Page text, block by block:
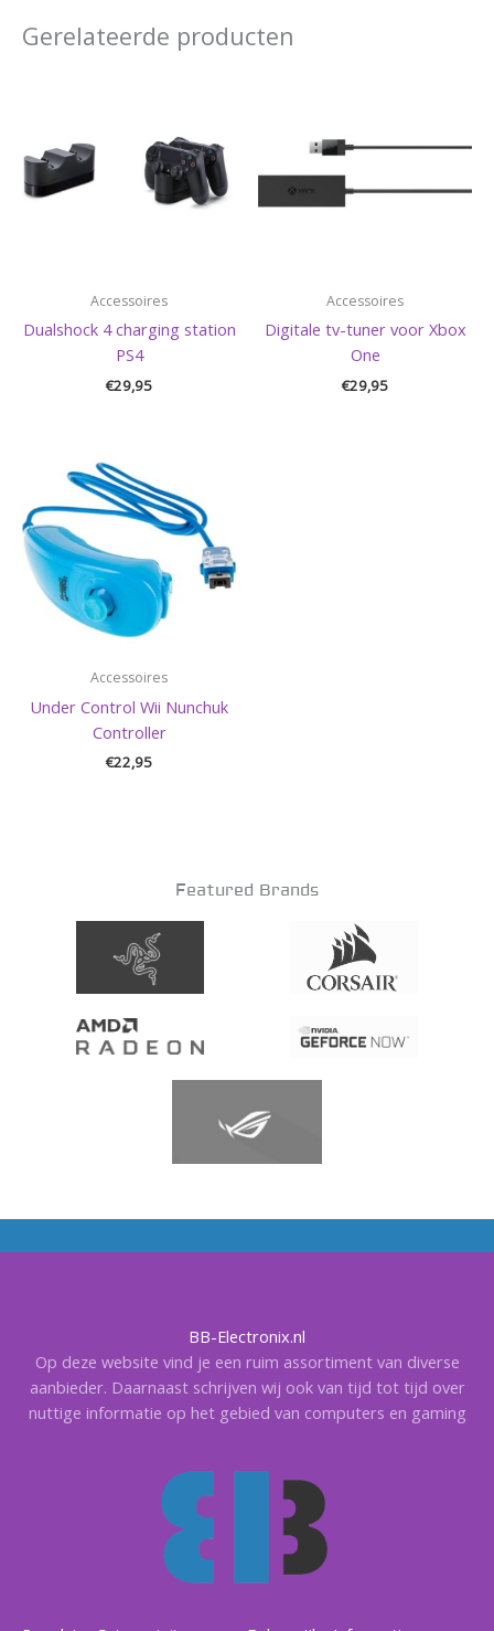
Gerelateerde producten
Accessoires
Dualshock 4 charging station
PS4
€29,95
Accessoires
Digitale tv-tuner voor Xbox
One
€29,95
Accessoires
Under Control Wii Nunchuk
Controller
€22,95
Featured Brands
BB-Electronix.nl
Op deze website vind je een ruim assortiment van diverse
aanbieder. Daarnaast schrijven wij ook van tijd tot tijd over
nuttige informatie op het gebied van computers en gaming